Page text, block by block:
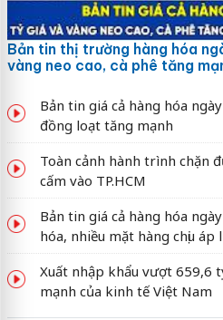
Bản tin thị trường hàng hóa
vàng neo cao, cà phê tăng
Bản tin giá cả hàng hóa
đồng loạt tăng mạnh
Toàn cảnh hành trình chặn
cấm vào TP.HCM
Bản tin giá cả hàng hóa
hóa, nhiều mặt hàng chịu áp
Xuất nhập khẩu vượt 659,6
mạnh của kinh tế Việt Nam